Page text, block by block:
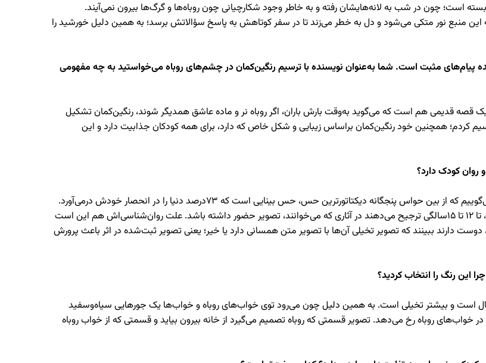
است؛ چون در شب به لانه‌هایشان رفته و به خاطر وجود شکارچیانی چون روباه‌ها و گرگ‌ها بیرون نمی‌آیند.
این منبع نور متکی می‌شود و دل به خطر می‌زند تا در سفر کوتاهش به پاسخ سؤالاتش برسد؛ به همین دلیل خورشید را
پیام‌های مثبت است. شما به‌عنوان نویسنده با ترسیم رنگین‌کمان در چشم‌های روباه می‌خواستید به چه مفهومی
یک قصه قدیمی هم است که می‌گوید به‌وقت بارش باران، اگر روباه نر و ماده عاشق همدیگر شوند، رنگین‌کمان تشکیل
کردم؛ همچنین خود رنگین‌کمان براساس زیبایی و شکل خاص که دارد، برای همه کودکان جذابیت دارد و این
کودک دارد؟
قشر کودک و نوجوان اول بر اساس تصویر با یک اثر ارتباط می‌گیرند. ما می‌گوییم که از بین حواس پنجگانه دیکتاتورترین حس، حس بینایی است که 73درصد دنیا را در انحصار خودش درمی‌آورد.
کودکان یا به مقطع کسب تحصیل نرسیده‌اند یا اگر تحصیلی کسب کردند، تا 12 تا 15سالگی ترجیح می‌دهند در آثاری که می‌خوانند، تصویر حضور داشته باشد. علت روان‌شناسی‌اش هم این است
دارند ببینند که تصویر تخیلی آن‌ها با تصویر متن همسانی دارد یا خیر؛ یعنی تصویر ثبت‌شده در اثر باعث پرورش
این رنگ را انتخاب کردید؟
است و بیشتر تخیلی است. به همین دلیل چون می‌رود توی خواب‌های روباه و خواب‌ها یک جورهایی سیاه‌وسفید
روباه رخ می‌دهد. تصویر قسمتی که روباه تصمیم می‌گیرد از خانه بیرون بیاید و قسمتی که از خواب روباه